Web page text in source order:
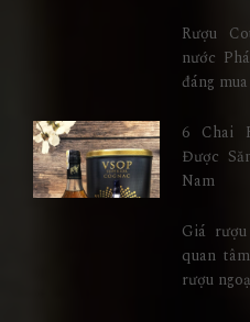
Rượu
nước
đáng
6 Chai
Được
Nam
Giá
quan
rượu